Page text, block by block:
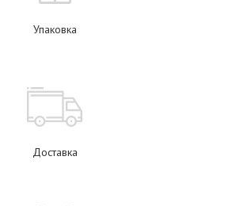
Упаковка
Доставка